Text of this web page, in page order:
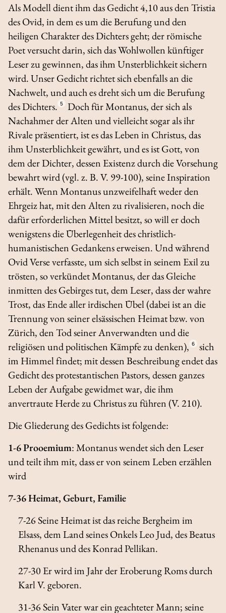
Als Modell dient ihm das Gedicht 4,10 aus denTristia
des Ovid, in dem es um die Berufung und den
heiligen Charakter des Dichters geht; der römische
Poet versucht darin, sich das Wohlwollen künftiger
Leser zu gewinnen, das ihm Unsterblichkeit sichern
wird. Unser Gedicht richtet sich ebenfalls an die
Nachwelt, und auch es dreht sich um die Berufung
des Dichters. 5
Doch für Montanus, der sich als
Nachahmer der Alten und vielleicht sogar als ihr
Rivale präsentiert, ist es das Leben in Christus, das
ihm Unsterblichkeit gewährt, und es ist Gott, von
dem der Dichter, dessen Existenz durch die Vorsehung
bewahrt wird (vgl. z. B. V. 99-100), seine Inspiration
erhält. Wenn Montanus unzweifelhaft weder den
Ehrgeiz hat, mit den Alten zu rivalisieren, noch die
dafür erforderlichen Mittel besitzt, so will er doch
wenigstens die Überlegenheit des christlich-
humanistischen Gedankens erweisen. Und während
Ovid Verse verfasste, um sich selbst in seinem Exil zu
trösten, so verkündet Montanus, der das Gleiche
inmitten des Gebirges tut, dem Leser, dass der wahre
Trost, das Ende aller irdischen Übel (dabei ist an die
Trennung von seiner elsässischen Heimat bzw. von
Zürich, den Tod seiner Anverwandten und die
religiösen und politischen Kämpfe zu denken), 6
sich
im Himmel findet; mit dessen Beschreibung endet das
Gedicht des protestantischen Pastors, dessen ganzes
Leben der Aufgabe gewidmet war, die ihm
anvertraute Herde zu Christus zu führen (V. 210).
Die Gliederung des Gedichts ist folgende:
1-6 Prooemium: Montanus wendet sich den Leser
und teilt ihm mit, dass er von seinem Leben erzählen
wird
7-36 Heimat, Geburt, Familie
7-26 Seine Heimat ist das reiche Bergheim im
Elsass, dem Land seines Onkels Leo Jud, des Beatus
Rhenanus und des Konrad Pellikan.
27-30 Er wird im Jahr der Eroberung Roms durch
Karl V. geboren.
31-36 Sein Vater war ein geachteter Mann; seine